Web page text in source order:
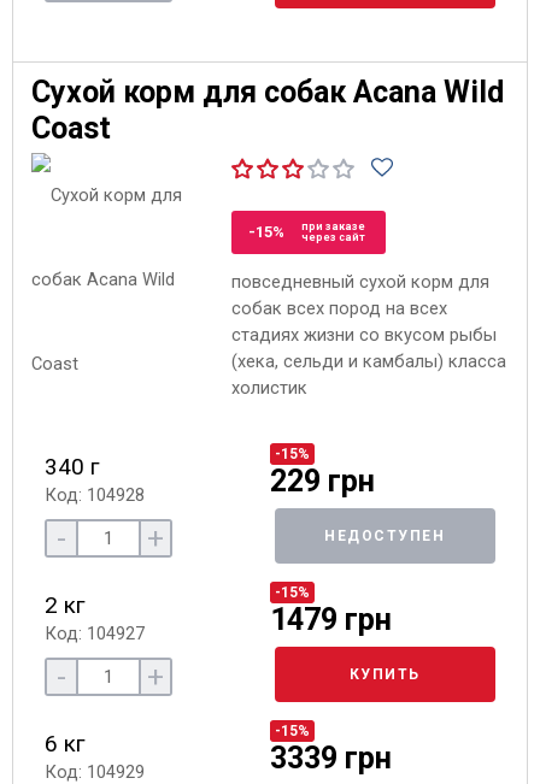
Сухой корм для собак Acana Wild
Coast
-15%
при заказе
через сайт
повседневный сухой корм для
собак всех пород на всех
стадиях жизни со вкусом рыбы
(хека, сельди и камбалы) класса
холистик
340 г
Код: 104928
-15%
229 грн
- + НЕДОСТУПЕН
2 кг
Код: 104927
-15%
1479 грн
- + КУПИТЬ
6 кг
Код: 104929
-15%
3339 грн